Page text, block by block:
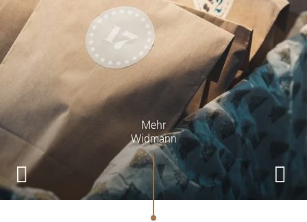
Mehr
Widmann